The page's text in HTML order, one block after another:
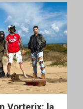
Vorterix: la